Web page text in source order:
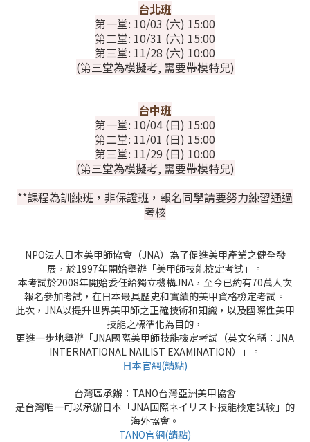
台北班
第一堂: 10/03 (六) 15:00
第二堂: 10/31 (六) 15:00
第三堂: 11/28 (六) 10:00
(第三堂為模擬考, 需要帶模特兒)
台中班
第一堂: 10/04 (日) 15:00
第二堂: 11/01 (日) 15:00
第三堂: 11/29 (日) 10:00
(第三堂為模擬考, 需要帶模特兒)
**課程為訓練班，非保證班，報名同學請要努力練習通過
考核
NPO法人日本美甲師協會（JNA）為了促進美甲產業之健全發
展，於1997年開始舉辦「美甲師技能檢定考試」。
本考試於2008年開始委任給獨立機構JNA，至今已約有70萬人次
報名參加考試，在日本最具歷史和實績的美甲資格檢定考試。
此次，JNA以提升世界美甲師之正確技術和知識，以及國際性美甲
技能之標準化為目的，
更進一步地舉辦「JNA國際美甲師技能檢定考試（英文名稱：JNA
INTERNATIONAL NAILIST EXAMINATION）」。
日本官網(請點)
台灣區承辦：TANO台灣亞洲美甲協會
是台灣唯一可以承辦日本「JNA国際ネイリスト技能検定試験」的
海外協會。
TANO官網(請點)